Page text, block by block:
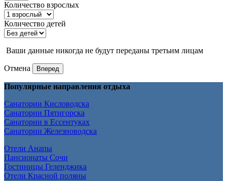
Количество взрослых
Количество детей
Ваши данные никогда не будут переданы третьим лицам
Отмена Вперед
Популярные направления отдыха
Санатории Кисловодска
Санатории Пятигорска
Санатории в Ессентуках
Санатории Железноводска
Отели Анапы
Пансионаты Сочи
Гостиницы Геленджика
Отели Красной поляны